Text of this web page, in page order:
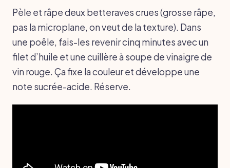
Pèle et râpe deux betteraves crues (grosse râpe,
pas la microplane, on veut de la texture). Dans
une poêle, fais-les revenir cinq minutes avec un
filet d’huile et une cuillère à soupe de vinaigre de
vin rouge. Ça fixe la couleur et développe une
note sucrée-acide. Réserve.